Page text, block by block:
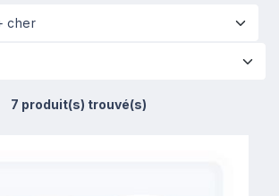
7 produit(s) trouvé(s)